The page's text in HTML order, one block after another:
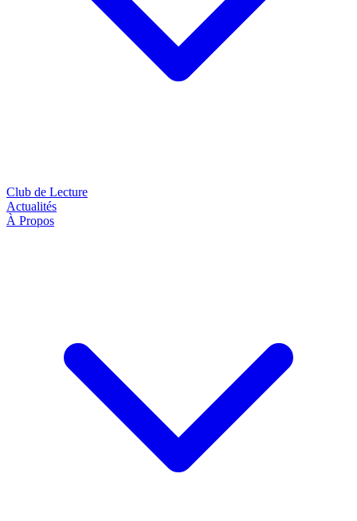
Club de Lecture
Actualités
À Propos